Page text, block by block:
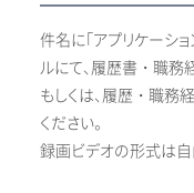
件名に「アプリケーシ
ルにて、履歴書・職務
もしくは、履歴・職務
ください。
録画ビデオの形式は自